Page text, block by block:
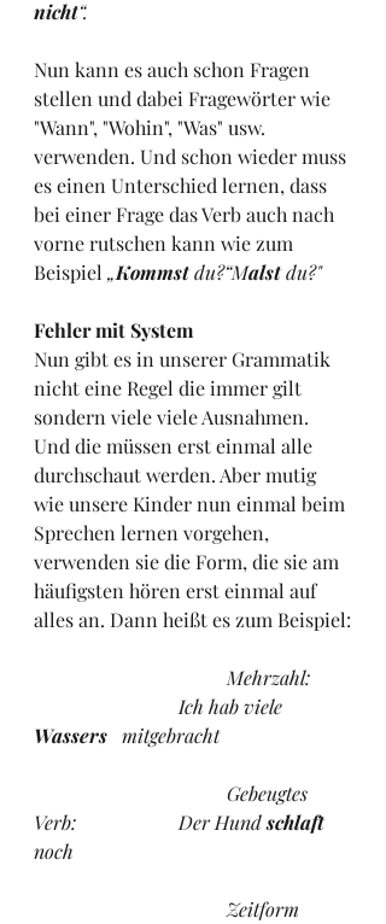
nicht“.
Nun kann es auch schon Fragen
stellen und dabei Fragewörter wie
"Wann", "Wohin", "Was" usw.
verwenden. Und schon wieder muss
es einen Unterschied lernen, dass
bei einer Frage das Verb auch nach
vorne rutschen kann wie zum
Beispiel „Kommst du?“Malst du?"
Fehler mit System
Nun gibt es in unserer Grammatik
nicht eine Regel die immer gilt
sondern viele viele Ausnahmen.
Und die müssen erst einmal alle
durchschaut werden. Aber mutig
wie unsere Kinder nun einmal beim
Sprechen lernen vorgehen,
verwenden sie die Form, die sie am
häufigsten hören erst einmal auf
alles an. Dann heißt es zum Beispiel:
Mehrzahl:
			Ich hab viele
Wassers
   mitgebracht
Gebeugtes
Verb:			Der Hund schlaft
noch
Zeitform